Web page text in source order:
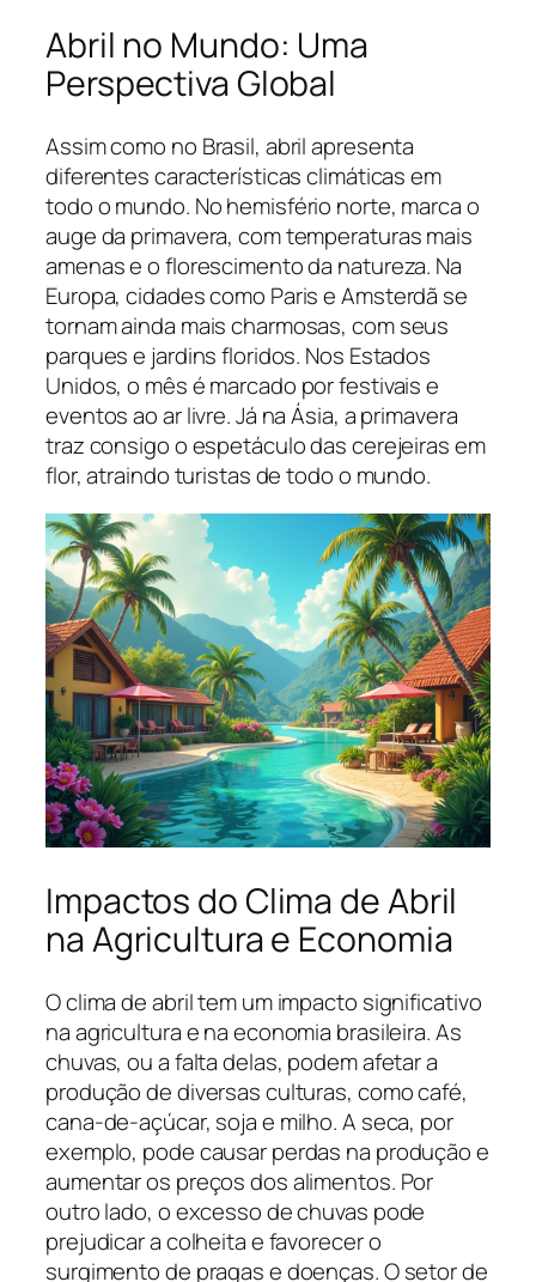
Abril no Mundo: Uma
Perspectiva Global
Assim como no Brasil, abril apresenta
diferentes características climáticas em
todo o mundo. No hemisfério norte, marca o
auge da primavera, com temperaturas mais
amenas e o florescimento da natureza. Na
Europa, cidades como Paris e Amsterdã se
tornam ainda mais charmosas, com seus
parques e jardins floridos. Nos Estados
Unidos, o mês é marcado por festivais e
eventos ao ar livre. Já na Ásia, a primavera
traz consigo o espetáculo das cerejeiras em
flor, atraindo turistas de todo o mundo.
Impactos do Clima de Abril
na Agricultura e Economia
O clima de abril tem um impacto significativo
na agricultura e na economia brasileira. As
chuvas, ou a falta delas, podem afetar a
produção de diversas culturas, como café,
cana-de-açúcar, soja e milho. A seca, por
exemplo, pode causar perdas na produção e
aumentar os preços dos alimentos. Por
outro lado, o excesso de chuvas pode
prejudicar a colheita e favorecer o
surgimento de pragas e doenças. O setor de